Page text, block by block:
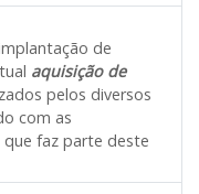
de
aquisição de
pelos diversos
com as
que faz parte deste